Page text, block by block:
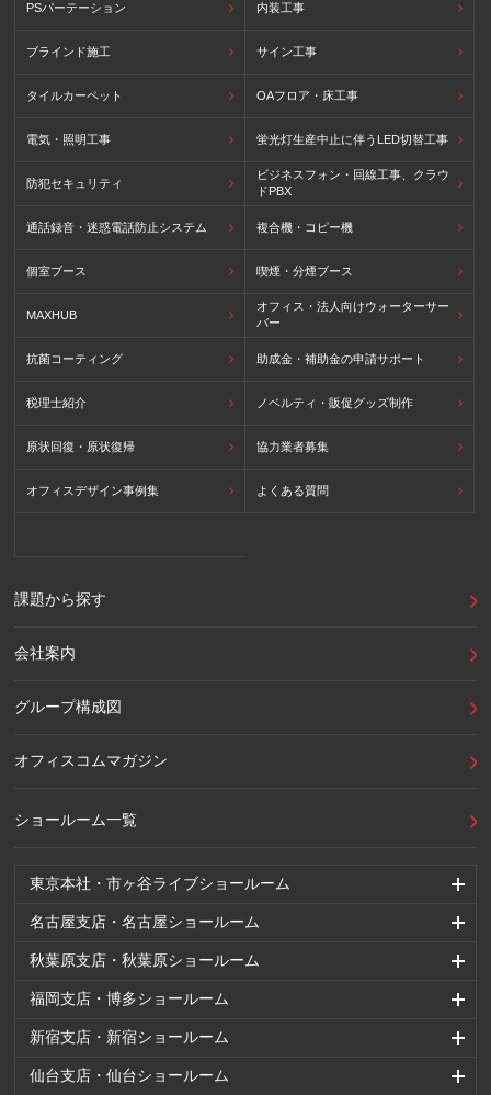
東京本社・市ヶ谷ライブショールーム
名古屋支店・名古屋ショールーム
秋葉原支店・秋葉原ショールーム
福岡支店・博多ショールーム
新宿支店・新宿ショールーム
仙台支店・仙台ショールーム
PSパーテーション 内装工事
ブラインド施工 サイン工事
タイルカーペット OAフロア・床工事
電気・照明工事 蛍光灯生産中止に伴うLED切替工事
防犯セキュリティ
ビジネスフォン・回線工事、クラウ
ドPBX
通話録音・迷惑電話防止システム 複合機・コピー機
個室ブース 喫煙・分煙ブース
MAXHUB
オフィス・法人向けウォーターサー
バー
抗菌コーティング 助成金・補助金の申請サポート
税理士紹介 ノベルティ・販促グッズ制作
原状回復・原状復帰 協力業者募集
オフィスデザイン事例集 よくある質問
課題から探す
会社案内
グループ構成図
オフィスコムマガジン
ショールーム一覧